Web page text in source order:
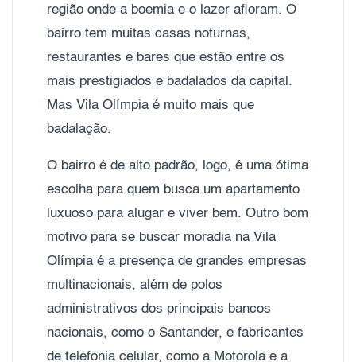
região onde a boemia e o lazer afloram. O
bairro tem muitas casas noturnas,
restaurantes e bares que estão entre os
mais prestigiados e badalados da capital.
Mas Vila Olímpia é muito mais que
badalação.
O bairro é de alto padrão, logo, é uma ótima
escolha para quem busca um apartamento
luxuoso para alugar e viver bem. Outro bom
motivo para se buscar moradia na Vila
Olímpia é a presença de grandes empresas
multinacionais, além de polos
administrativos dos principais bancos
nacionais, como o Santander, e fabricantes
de telefonia celular, como a Motorola e a